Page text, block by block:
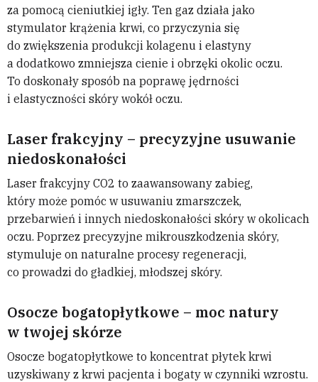
za pomocą cieniutkiej igły. Ten gaz działa jako
stymulator krążenia krwi, co przyczynia się
do zwiększenia produkcji kolagenu i elastyny
a dodatkowo zmniejsza cienie i obrzęki okolic oczu.
To doskonały sposób na poprawę jędrności
i elastyczności skóry wokół oczu.
Laser frakcyjny – precyzyjne usuwanie
niedoskonałości
Laser frakcyjny CO2 to zaawansowany zabieg,
który może pomóc w usuwaniu zmarszczek,
przebarwień i innych niedoskonałości skóry w okolicach
oczu. Poprzez precyzyjne mikrouszkodzenia skóry,
stymuluje on naturalne procesy regeneracji,
co prowadzi do gładkiej, młodszej skóry.
Osocze bogatopłytkowe – moc natury
w twojej skórze
Osocze bogatopłytkowe to koncentrat płytek krwi
uzyskiwany z krwi pacjenta i bogaty w czynniki wzrostu.